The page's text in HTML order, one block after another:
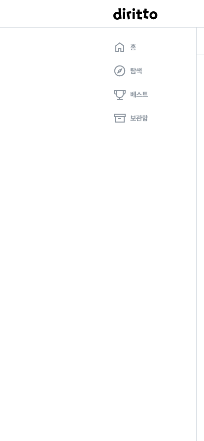
홈
탐색
베스트
보관함